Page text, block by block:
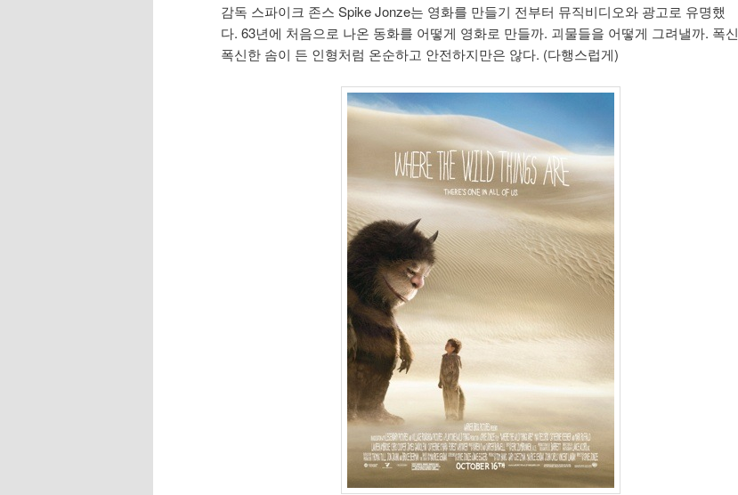
감독 스파이크 존스 Spike Jonze는 영화를 만들기 전부터 뮤직비디오와 광고로 유명했
다. 63년에 처음으로 나온 동화를 어떻게 영화로 만들까. 괴물들을 어떻게 그려낼까. 폭신
폭신한 솜이 든 인형처럼 온순하고 안전하지만은 않다. (다행스럽게)